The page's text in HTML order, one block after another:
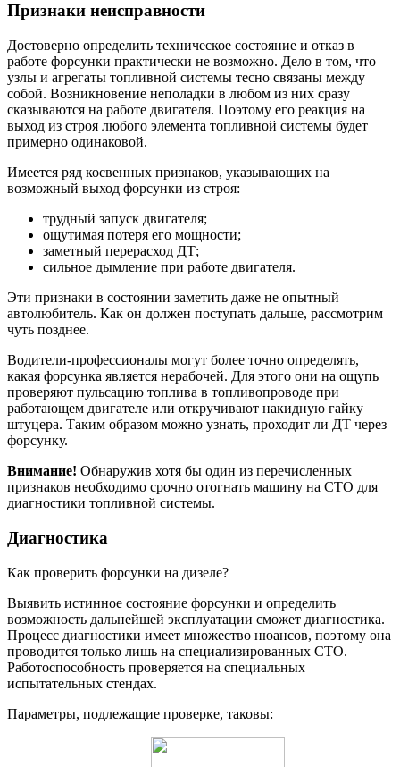
Признаки неисправности
Достоверно определить техническое состояние и отказ в
работе форсунки практически не возможно. Дело в том, что
узлы и агрегаты топливной системы тесно связаны между
собой. Возникновение неполадки в любом из них сразу
сказываются на работе двигателя. Поэтому его реакция на
выход из строя любого элемента топливной системы будет
примерно одинаковой.
Имеется ряд косвенных признаков, указывающих на
возможный выход форсунки из строя:
трудный запуск двигателя;
ощутимая потеря его мощности;
заметный перерасход ДТ;
сильное дымление при работе двигателя.
Эти признаки в состоянии заметить даже не опытный
автолюбитель. Как он должен поступать дальше, рассмотрим
чуть позднее.
Водители-профессионалы могут более точно определять,
какая форсунка является нерабочей. Для этого они на ощупь
проверяют пульсацию топлива в топливопроводе при
работающем двигателе или откручивают накидную гайку
штуцера. Таким образом можно узнать, проходит ли ДТ через
форсунку.
Внимание! Обнаружив хотя бы один из перечисленных
признаков необходимо срочно отогнать машину на СТО для
диагностики топливной системы.
Диагностика
Как проверить форсунки на дизеле?
Выявить истинное состояние форсунки и определить
возможность дальнейшей эксплуатации сможет диагностика.
Процесс диагностики имеет множество нюансов, поэтому она
проводится только лишь на специализированных СТО.
Работоспособность проверяется на специальных
испытательных стендах.
Параметры, подлежащие проверке, таковы: